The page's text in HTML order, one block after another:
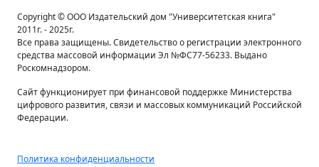
Copyright © ООО Издательский дом "Университетская книга"
2011г. - 2025г.
Все права защищены. Свидетельство о регистрации электронного
средства массовой информации Эл №ФС77-56233. Выдано
Роскомнадзором.
Сайт функционирует при финансовой поддержке Министерства
цифрового развития, связи и массовых коммуникаций Российской
Федерации.
Политика конфиденциальности